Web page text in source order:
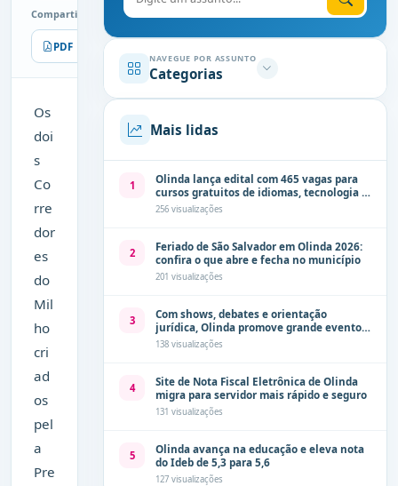
Compartilhe
PDF Imprimir
Os
doi
s
Co
rre
dor
es
do
Mil
ho
cri
ad
os
pel
a
Pre
NAVEGUE POR ASSUNTO
Categorias
Mais lidas
1
Olinda lança edital com 465 vagas para
cursos gratuitos de idiomas, tecnologia e
comunicação
256 visualizações
2
Feriado de São Salvador em Olinda 2026:
confira o que abre e fecha no município
201 visualizações
3
Com shows, debates e orientação
jurídica, Olinda promove grande evento
de combate à violência contra a mulher
neste sábado (8)
138 visualizações
4
Site de Nota Fiscal Eletrônica de Olinda
migra para servidor mais rápido e seguro
131 visualizações
5
Olinda avança na educação e eleva nota
do Ideb de 5,3 para 5,6
127 visualizações